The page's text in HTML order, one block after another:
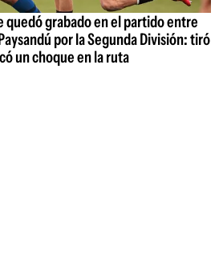
quedó grabado en el partido entre
por la Segunda División: tiró
un choque en la ruta